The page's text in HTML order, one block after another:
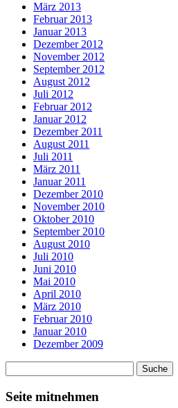
März 2013
Februar 2013
Januar 2013
Dezember 2012
November 2012
September 2012
August 2012
Juli 2012
Februar 2012
Januar 2012
Dezember 2011
August 2011
Juli 2011
März 2011
Januar 2011
Dezember 2010
November 2010
Oktober 2010
September 2010
August 2010
Juli 2010
Juni 2010
Mai 2010
April 2010
März 2010
Februar 2010
Januar 2010
Dezember 2009
Seite mitnehmen